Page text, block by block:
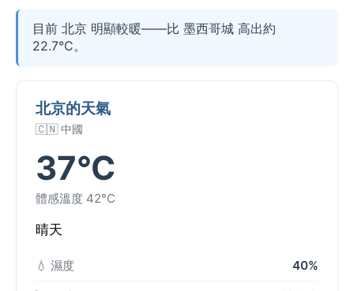
目前 北京 明顯較暖——比 墨西哥城 高出約
22.7°C。
北京的天氣
🇨🇳 中國
37°C
體感溫度 42°C
晴天
💧 濕度 40%